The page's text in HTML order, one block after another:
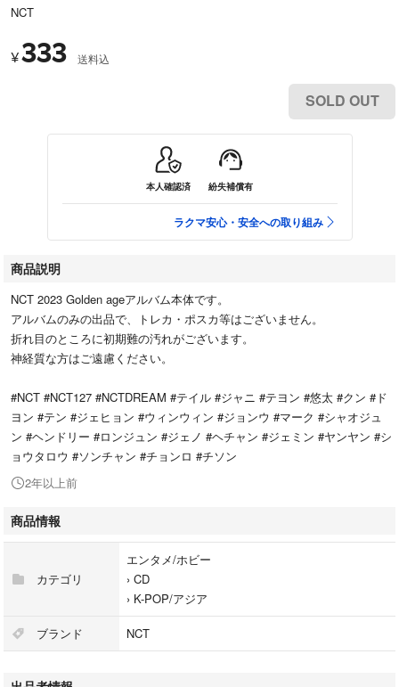
NCT
¥333 送料込
SOLD OUT
本人確認済 紛失補償有
ラクマ安心・安全への取り組み
商品説明
NCT 2023 Golden ageアルバム本体です。
アルバムのみの出品で、トレカ・ポスカ等はございません。
折れ目のところに初期難の汚れがございます。
神経質な方はご遠慮ください。
#NCT #NCT127 #NCTDREAM #テイル #ジャニ #テヨン #悠太 #クン #ド
ヨン #テン #ジェヒョン #ウィンウィン #ジョンウ #マーク #シャオジュ
ン #ヘンドリー #ロンジュン #ジェノ #ヘチャン #ジェミン #ヤンヤン #シ
ョウタロウ #ソンチャン #チョンロ #チソン
2年以上前
商品情報
カテゴリ
エンタメ/ホビー
› CD
› K-POP/アジア
ブランド NCT